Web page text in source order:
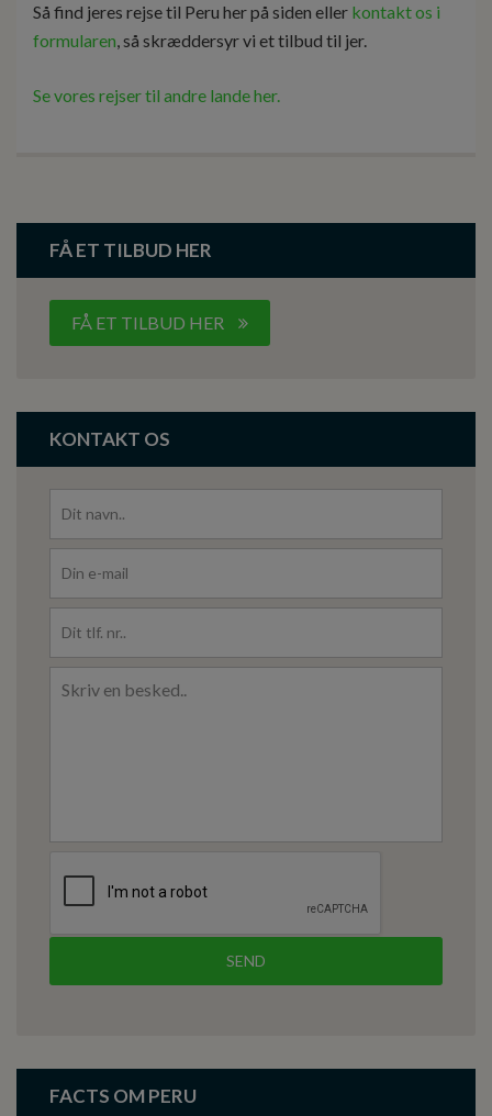
Så find jeres rejse til Peru her på siden eller kontakt os i
formularen, så skræddersyr vi et tilbud til jer.
Se vores rejser til andre lande her.
FÅ ET TILBUD HER
FÅ ET TILBUD HER
KONTAKT OS
FACTS OM PERU